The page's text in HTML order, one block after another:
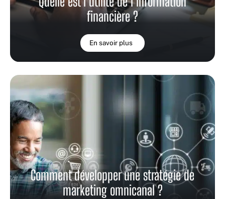
financière ?
En savoir plus
Comment développer une stratégie de
marketing omnicanal ?